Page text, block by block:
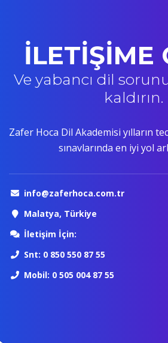
İLETİŞİME
Ve yabancı dil
kaldırın.
Zafer Hoca Dil Akademisi yılların
sınavlarında en iyi yol
info@zaferhoca.com.tr
Malatya, Türkiye
İletişim İçin:
Snt: 0 850 550 87 55
Mobil: 0 505 004 87 55